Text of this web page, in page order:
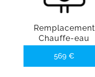
Remplacement
Chauffe-eau
569 €